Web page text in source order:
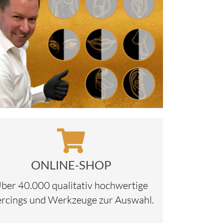
ONLINE-SHOP
40.000 qualitativ hochwertige
und Werkzeuge zur Auswahl.